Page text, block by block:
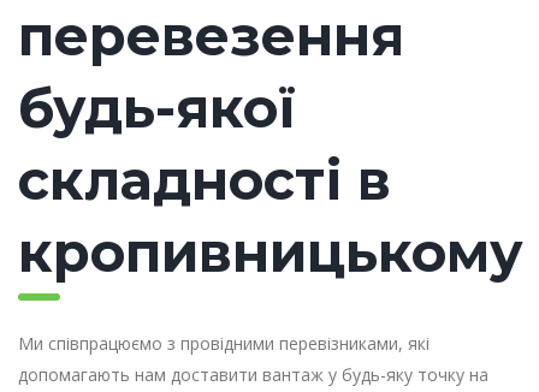
перевезення
будь-якої
складності в
кропивницькому
Ми співпрацюємо з провідними перевізниками, які
допомагають нам доставити вантаж у будь-яку точку на